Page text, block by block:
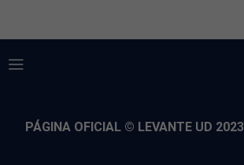
PÁGINA OFICIAL © LEVANTE UD 2023